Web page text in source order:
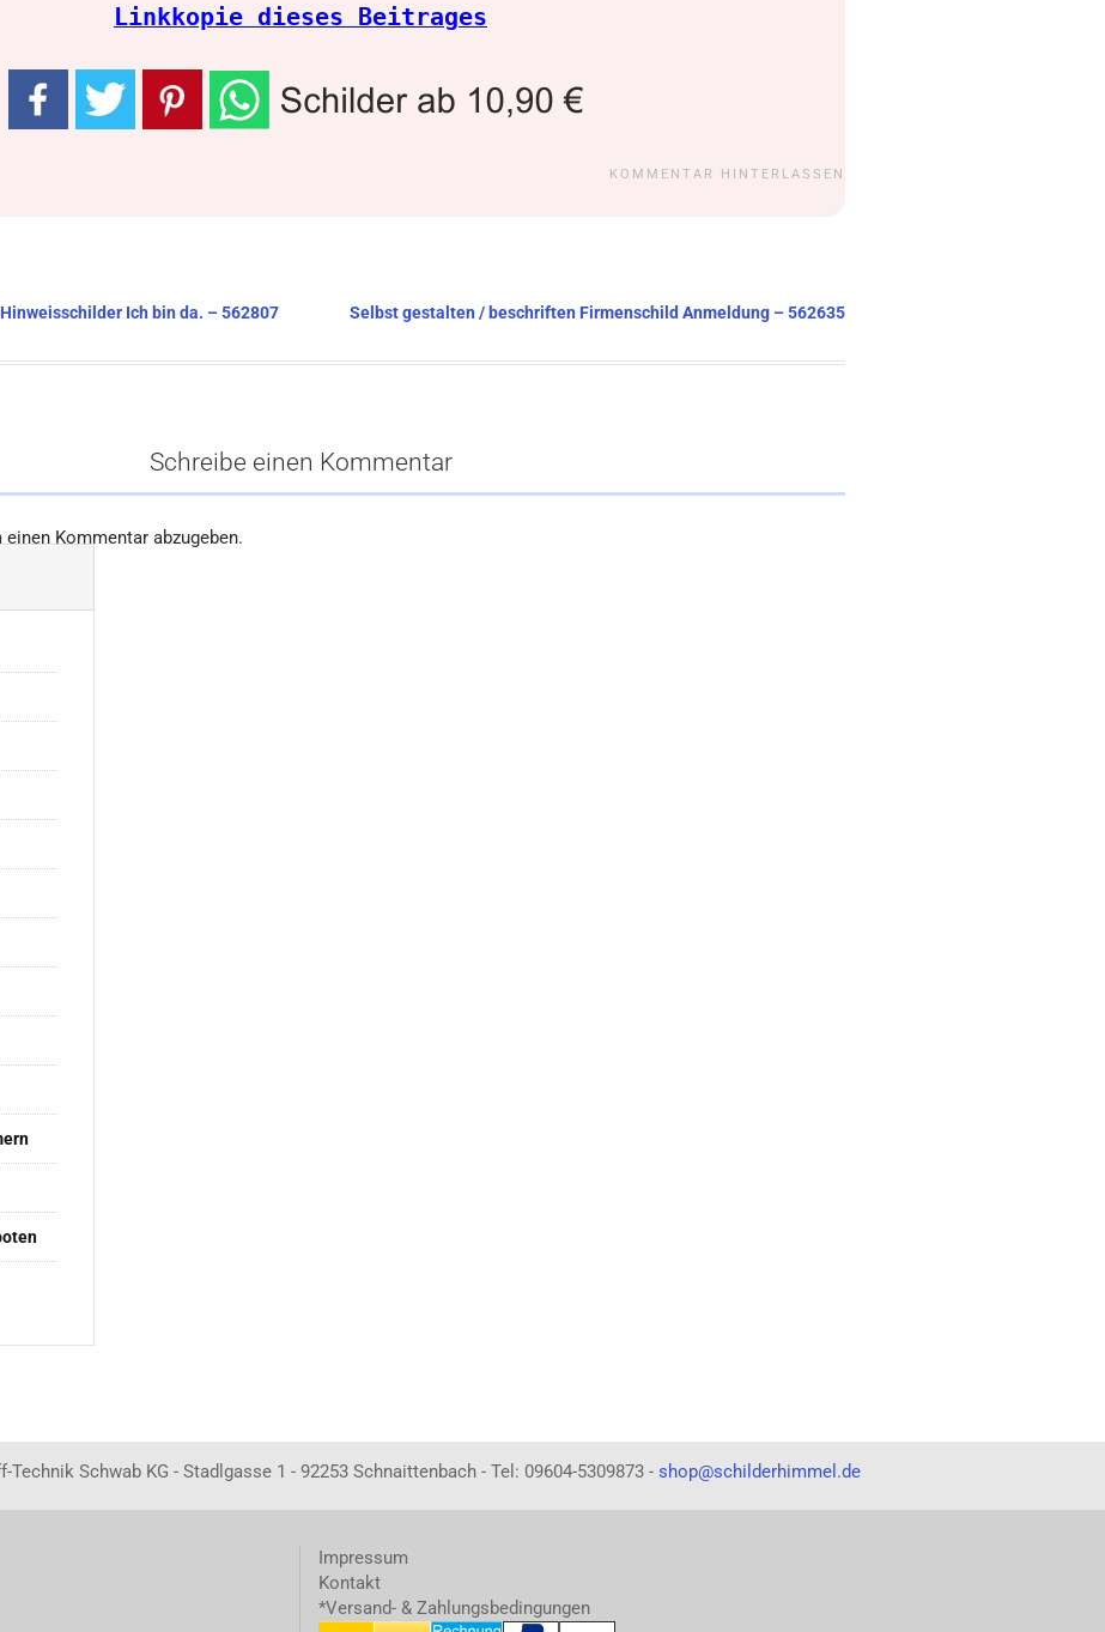
Linkkopie dieses Beitrages
KOMMENTAR HINTERLASSEN
Ich bin da. – 562807 Selbst gestalten / beschriften Firmenschild Anmeldung – 562635
Schreibe einen Kommentar
einen Kommentar abzugeben.
Schwab KG - Stadlgasse 1 - 92253 Schnaittenbach - Tel: 09604-5309873 - shop@schilderhimmel.de
Impressum
Kontakt
*Versand- & Zahlungsbedingungen